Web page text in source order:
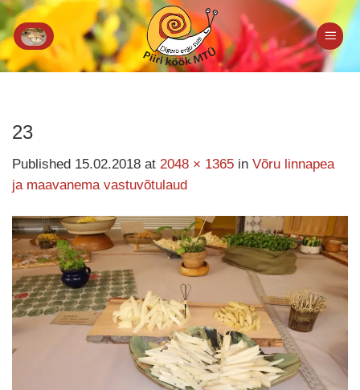
Skip
to
content
23
Published 15.02.2018 at 2048 × 1365 in Võru linnapea
ja maavanema vastuvõtulaud